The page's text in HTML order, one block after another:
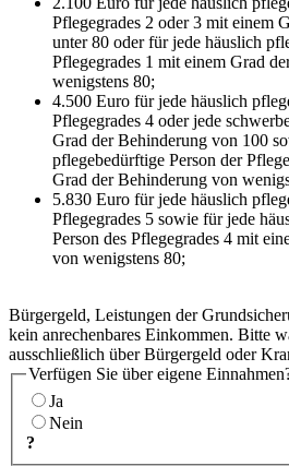
Pflegegrades 2 oder 3 mit einem
unter 80 oder für jede häuslich
Pflegegrades 1 mit einem Grad
wenigstens 80;
4.500 Euro für jede häuslich
Pflegegrades 4 oder jede
Grad der Behinderung von 100
pflegebedürftige Person der
Grad der Behinderung von
5.830 Euro für jede häuslich
Pflegegrades 5 sowie für jede
Person des Pflegegrades 4 mit
von wenigstens 80;
Bürgergeld, Leistungen der
kein anrechenbares Einkommen. Bitte
ausschließlich über Bürgergeld oder
Verfügen Sie über eigene
Ja
Nein
?